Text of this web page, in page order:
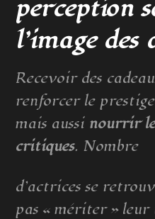
perception
l’image des
Recevoir des
renforcer le
mais aussi nourrir
critiques. Nombre
d’actrices se
pas « mériter »